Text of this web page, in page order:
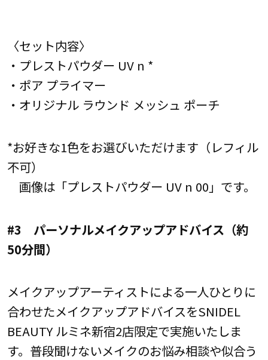
〈セット内容〉
・プレストパウダー UV n *
・ポア プライマー
・オリジナル ラウンド メッシュ ポーチ
*お好きな1色をお選びいただけます（レフィル
不可）
画像は「プレストパウダー UV n 00」です。
#3 パーソナルメイクアップアドバイス（約
50分間）
メイクアップアーティストによる一人ひとりに
合わせたメイクアップアドバイスをSNIDEL
BEAUTY ルミネ新宿2店限定で実施いたしま
す。普段聞けないメイクのお悩み相談や似合う